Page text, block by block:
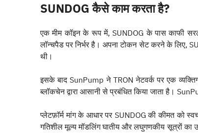
SUNDOG कैसे काम करता है?
एक मीम कॉइन के रूप में, SUNDOG के पास काफी
लॉन्चपैड पर निर्भर है। अपना टोकन सेट करने के लिए,
थी।
इसके बाद SunPump ने TRON नेटवर्क पर एक
ब्लॉकचेन द्वारा आसानी से प्रबंधित किया जाता है।
प्लेटफ़ॉर्म मांग के आधार पर SUNDOG की कीमत को
गतिशील मूल्य मॉडलिंग घातीय और लघुगणकीय सूत्रों का